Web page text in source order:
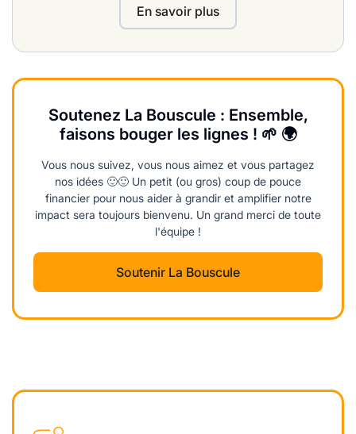
En savoir plus
Soutenez La Bouscule : Ensemble,
faisons bouger les lignes ! 🌱 🌍
Vous nous suivez, vous nous aimez et vous partagez
nos idées 🙂🙂 Un petit (ou gros) coup de pouce
financier pour nous aider à grandir et amplifier notre
impact sera toujours bienvenu. Un grand merci de toute
l'équipe !
Soutenir La Bouscule